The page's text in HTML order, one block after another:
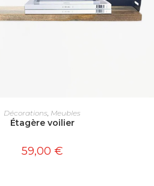
AJOUTER AU PANIER
Décorations, Meubles
Étagère voilier
59,00 €